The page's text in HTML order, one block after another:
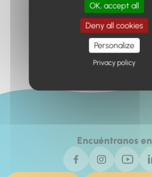
Retour à l'accueil
Encuéntranos en
OK, accept all
Deny all cookies
Personalize
Privacy policy